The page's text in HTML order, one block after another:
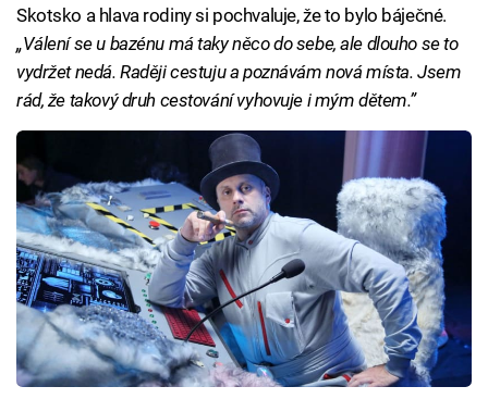
Skotsko a hlava rodiny si pochvaluje, že to bylo báječné.
„Válení se u bazénu má taky něco do sebe, ale dlouho se to
vydržet nedá. Raději cestuju a poznávám nová místa. Jsem
rád, že takový druh cestování vyhovuje i mým dětem.”